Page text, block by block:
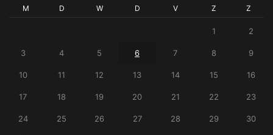
M D W D V Z Z
1 2
3 4 5 6 7 8 9
10 11 12 13 14 15 16
17 18 19 20 21 22 23
24 25 26 27 28 29 30